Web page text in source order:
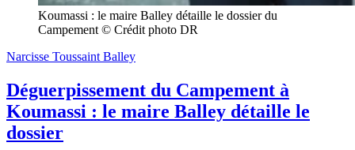
Koumassi : le maire Balley détaille le dossier du
Campement © Crédit photo DR
Narcisse Toussaint Balley
Déguerpissement du Campement à
Koumassi : le maire Balley détaille le
dossier